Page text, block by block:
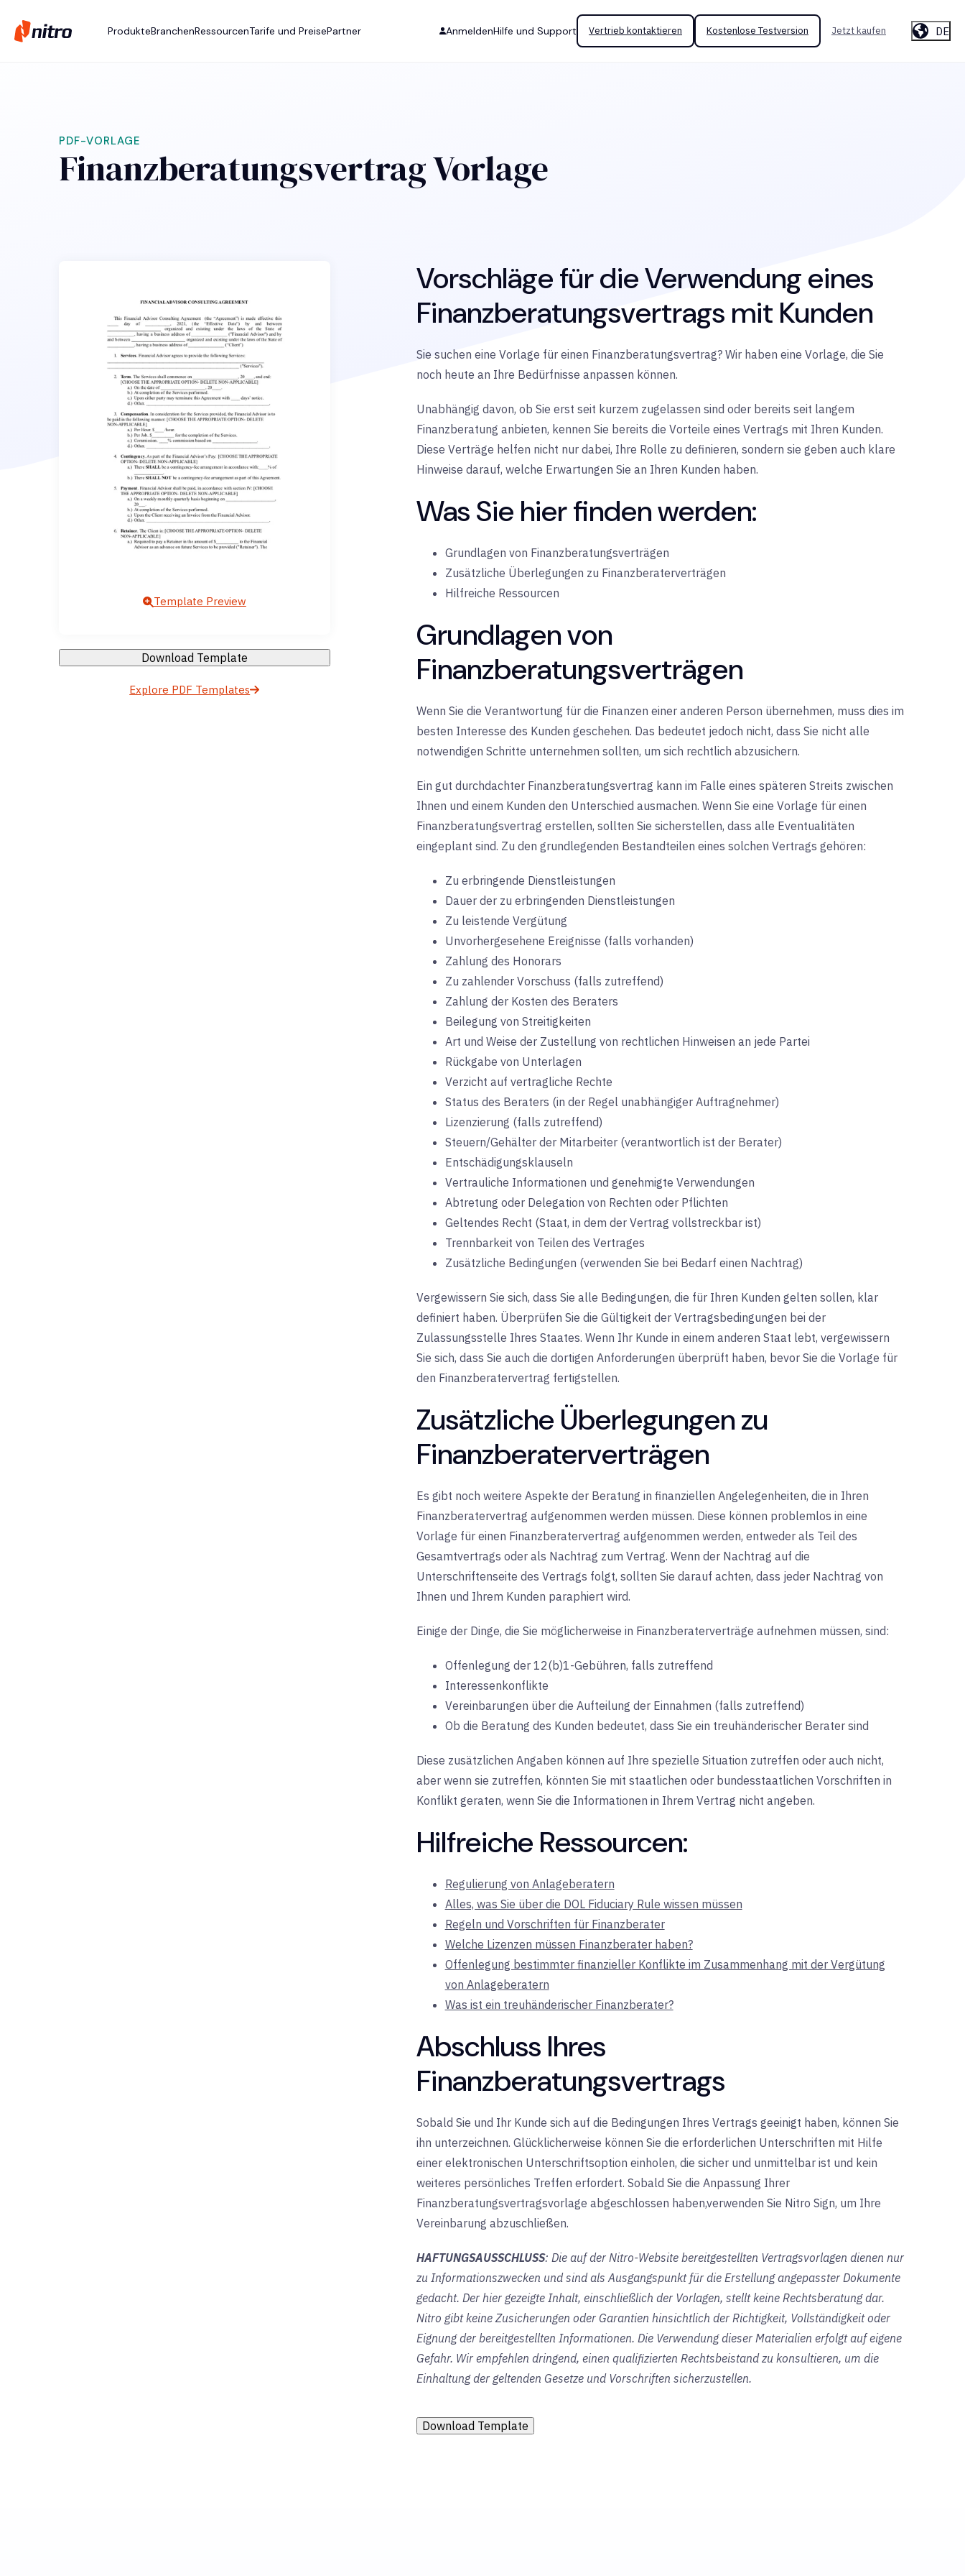
ProdukteBranchenRessourcenTarife und PreisePartner AnmeldenHilfe und Support Vertrieb kontaktieren Kostenlose Testversion Jetzt kaufen DE
PDF-VORLAGE
Finanzberatungsvertrag Vorlage
Template Preview
Download Template
Explore PDF Templates
Vorschläge für die Verwendung eines
Finanzberatungsvertrags mit Kunden
Sie suchen eine Vorlage für einen Finanzberatungsvertrag? Wir haben eine Vorlage, die Sie
noch heute an Ihre Bedürfnisse anpassen können.
Unabhängig davon, ob Sie erst seit kurzem zugelassen sind oder bereits seit langem
Finanzberatung anbieten, kennen Sie bereits die Vorteile eines Vertrags mit Ihren Kunden.
Diese Verträge helfen nicht nur dabei, Ihre Rolle zu definieren, sondern sie geben auch klare
Hinweise darauf, welche Erwartungen Sie an Ihren Kunden haben.
Was Sie hier finden werden:
Grundlagen von Finanzberatungsverträgen
Zusätzliche Überlegungen zu Finanzberaterverträgen
Hilfreiche Ressourcen
Grundlagen von
Finanzberatungsverträgen
Wenn Sie die Verantwortung für die Finanzen einer anderen Person übernehmen, muss dies im
besten Interesse des Kunden geschehen. Das bedeutet jedoch nicht, dass Sie nicht alle
notwendigen Schritte unternehmen sollten, um sich rechtlich abzusichern.
Ein gut durchdachter Finanzberatungsvertrag kann im Falle eines späteren Streits zwischen
Ihnen und einem Kunden den Unterschied ausmachen. Wenn Sie eine Vorlage für einen
Finanzberatungsvertrag erstellen, sollten Sie sicherstellen, dass alle Eventualitäten
eingeplant sind. Zu den grundlegenden Bestandteilen eines solchen Vertrags gehören:
Zu erbringende Dienstleistungen
Dauer der zu erbringenden Dienstleistungen
Zu leistende Vergütung
Unvorhergesehene Ereignisse (falls vorhanden)
Zahlung des Honorars
Zu zahlender Vorschuss (falls zutreffend)
Zahlung der Kosten des Beraters
Beilegung von Streitigkeiten
Art und Weise der Zustellung von rechtlichen Hinweisen an jede Partei
Rückgabe von Unterlagen
Verzicht auf vertragliche Rechte
Status des Beraters (in der Regel unabhängiger Auftragnehmer)
Lizenzierung (falls zutreffend)
Steuern/Gehälter der Mitarbeiter (verantwortlich ist der Berater)
Entschädigungsklauseln
Vertrauliche Informationen und genehmigte Verwendungen
Abtretung oder Delegation von Rechten oder Pflichten
Geltendes Recht (Staat, in dem der Vertrag vollstreckbar ist)
Trennbarkeit von Teilen des Vertrages
Zusätzliche Bedingungen (verwenden Sie bei Bedarf einen Nachtrag)
Vergewissern Sie sich, dass Sie alle Bedingungen, die für Ihren Kunden gelten sollen, klar
definiert haben. Überprüfen Sie die Gültigkeit der Vertragsbedingungen bei der
Zulassungsstelle Ihres Staates. Wenn Ihr Kunde in einem anderen Staat lebt, vergewissern
Sie sich, dass Sie auch die dortigen Anforderungen überprüft haben, bevor Sie die Vorlage für
den Finanzberatervertrag fertigstellen.
Zusätzliche Überlegungen zu
Finanzberaterverträgen
Es gibt noch weitere Aspekte der Beratung in finanziellen Angelegenheiten, die in Ihren
Finanzberatervertrag aufgenommen werden müssen. Diese können problemlos in eine
Vorlage für einen Finanzberatervertrag aufgenommen werden, entweder als Teil des
Gesamtvertrags oder als Nachtrag zum Vertrag. Wenn der Nachtrag auf die
Unterschriftenseite des Vertrags folgt, sollten Sie darauf achten, dass jeder Nachtrag von
Ihnen und Ihrem Kunden paraphiert wird.
Einige der Dinge, die Sie möglicherweise in Finanzberaterverträge aufnehmen müssen, sind:
Offenlegung der 12(b)1-Gebühren, falls zutreffend
Interessenkonflikte
Vereinbarungen über die Aufteilung der Einnahmen (falls zutreffend)
Ob die Beratung des Kunden bedeutet, dass Sie ein treuhänderischer Berater sind
Diese zusätzlichen Angaben können auf Ihre spezielle Situation zutreffen oder auch nicht,
aber wenn sie zutreffen, könnten Sie mit staatlichen oder bundesstaatlichen Vorschriften in
Konflikt geraten, wenn Sie die Informationen in Ihrem Vertrag nicht angeben.
Hilfreiche Ressourcen:
Regulierung von Anlageberatern
Alles, was Sie über die DOL Fiduciary Rule wissen müssen
Regeln und Vorschriften für Finanzberater
Welche Lizenzen müssen Finanzberater haben?
Offenlegung bestimmter finanzieller Konflikte im Zusammenhang mit der Vergütung
von Anlageberatern
Was ist ein treuhänderischer Finanzberater?
Abschluss Ihres
Finanzberatungsvertrags
Sobald Sie und Ihr Kunde sich auf die Bedingungen Ihres Vertrags geeinigt haben, können Sie
ihn unterzeichnen. Glücklicherweise können Sie die erforderlichen Unterschriften mit Hilfe
einer elektronischen Unterschriftsoption einholen, die sicher und unmittelbar ist und kein
weiteres persönliches Treffen erfordert. Sobald Sie die Anpassung Ihrer
Finanzberatungsvertragsvorlage abgeschlossen haben,verwenden Sie Nitro Sign, um Ihre
Vereinbarung abzuschließen.
HAFTUNGSAUSSCHLUSS: Die auf der Nitro-Website bereitgestellten Vertragsvorlagen dienen nur
zu Informationszwecken und sind als Ausgangspunkt für die Erstellung angepasster Dokumente
gedacht. Der hier gezeigte Inhalt, einschließlich der Vorlagen, stellt keine Rechtsberatung dar.
Nitro gibt keine Zusicherungen oder Garantien hinsichtlich der Richtigkeit, Vollständigkeit oder
Eignung der bereitgestellten Informationen. Die Verwendung dieser Materialien erfolgt auf eigene
Gefahr. Wir empfehlen dringend, einen qualifizierten Rechtsbeistand zu konsultieren, um die
Einhaltung der geltenden Gesetze und Vorschriften sicherzustellen.
Download Template